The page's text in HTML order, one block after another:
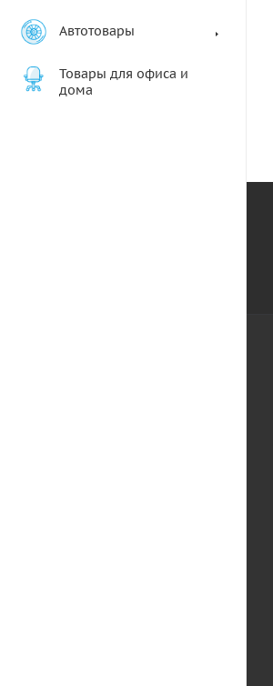
Автотовары
Товары для офиса и
дома